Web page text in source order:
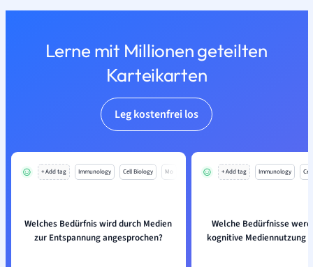
Lerne mit Millionen geteilten
Karteikarten
Leg kostenfrei los
+ Add tag Immunology Cell Biology Mo
Welches Bedürfnis wird durch Medien
zur Entspannung angesprochen?
+ Add tag Immunology
Welche Bedürfnisse
kognitive Mediennutzung